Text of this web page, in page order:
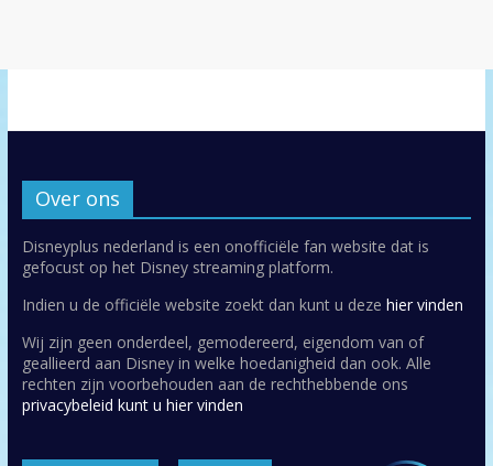
Over ons
Disneyplus nederland is een onofficiële fan website dat is
gefocust op het Disney streaming platform.
Indien u de officiële website zoekt dan kunt u deze hier vinden
Wij zijn geen onderdeel, gemodereerd, eigendom van of
geallieerd aan Disney in welke hoedanigheid dan ook. Alle
rechten zijn voorbehouden aan de rechthebbende ons
privacybeleid kunt u hier vinden